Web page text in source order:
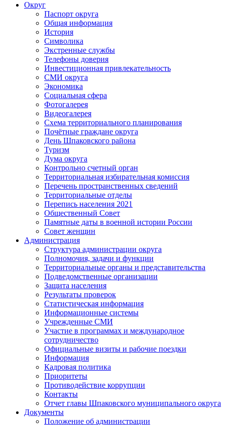
Округ
Паспорт округа
Общая информация
История
Символика
Экстренные службы
Телефоны доверия
Инвестиционная привлекательность
СМИ округа
Экономика
Социальная сфера
Фотогалерея
Видеогалерея
Схема территориального планирования
Почётные граждане округа
День Шпаковского района
Туризм
Дума округа
Контрольно счетный орган
Территориальная избирательная комиссия
Перечень пространственных сведений
Территориальные отделы
Перепись населения 2021
Общественный Совет
Памятные даты в военной истории России
Совет женщин
Администрация
Структура администрации округа
Полномочия, задачи и функции
Территориальные органы и представительства
Подведомственные организации
Защита населения
Результаты проверок
Статистическая информация
Информационные системы
Учрежденные СМИ
Участие в программах и международное
сотрудничество
Официальные визиты и рабочие поездки
Информация
Кадровая политика
Приоритеты
Противодействие коррупции
Контакты
Отчет главы Шпаковского муниципального округа
Документы
Положение об администрации